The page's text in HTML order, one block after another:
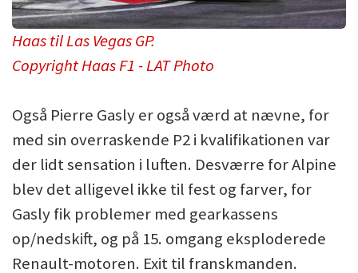
Haas til Las Vegas GP.
Copyright Haas F1 - LAT Photo
Også Pierre Gasly er også værd at nævne, for
med sin overraskende P2 i kvalifikationen var
der lidt sensation i luften. Desværre for Alpine
blev det alligevel ikke til fest og farver, for
Gasly fik problemer med gearkassens
op/nedskift, og på 15. omgang eksploderede
Renault-motoren. Exit til franskmanden.